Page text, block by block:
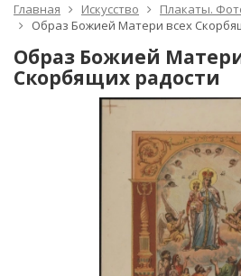
Главная Искусство
Плакаты.
Образ Божией Матери всех
Образ Божией
Скорбящих радости